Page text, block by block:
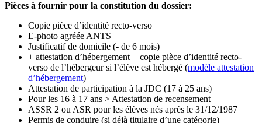
Pièces à fournir pour la constitution du dossier:
Copie pièce d’identité recto-verso
E-photo agréée ANTS
Justificatif de domicile (- de 6 mois)
+ attestation d’hébergement + copie pièce d’identité recto-
verso de l’hébergeur si l’élève est hébergé (modèle attestation
d’hébergement)
Attestation de participation à la JDC (17 à 25 ans)
Pour les 16 à 17 ans > Attestation de recensement
ASSR 2 ou ASR pour les élèves nés après le 31/12/1987
Permis de conduire (si déjà titulaire d’une catégorie)